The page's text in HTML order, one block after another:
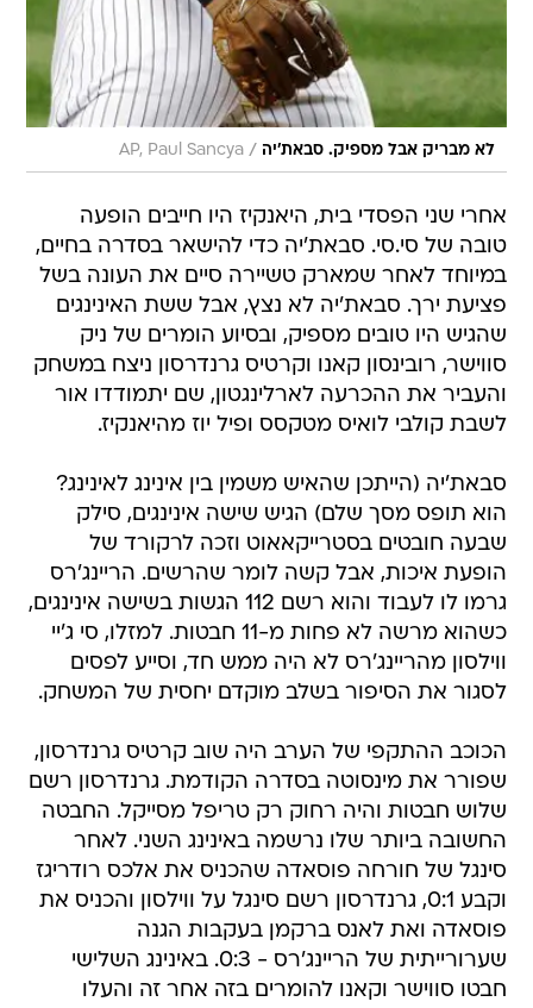
לא מבריק אבל מספיק. סבאת'יה /
AP, Paul Sancya
אחרי שני הפסדי בית, היאנקיז היו חייבים הופעה
טובה של סי.סי. סבאת'יה כדי להישאר בסדרה בחיים,
במיוחד לאחר שמארק טשיירה סיים את העונה בשל
פציעת ירך. סבאת'יה לא נצץ, אבל ששת האינינגים
שהגיש היו טובים מספיק, ובסיוע הומרים של ניק
סווישר, רובינסון קאנו וקרטיס גרנדרסון ניצח במשחק
והעביר את ההכרעה לארלינגטון, שם יתמודדו אור
לשבת קולבי לואיס מטקסס ופיל יוז מהיאנקיז.
סבאת'יה (הייתכן שהאיש משמין בין אינינג לאינינג?
הוא תופס מסך שלם) הגיש שישה אינינגים, סילק
שבעה חובטים בסטרייקאאוט וזכה לרקורד של
הופעת איכות, אבל קשה לומר שהרשים. הריינג'רס
גרמו לו לעבוד והוא רשם 112 הגשות בשישה אינינגים,
כשהוא מרשה לא פחות מ-11 חבטות. למזלו, סי ג'יי
ווילסון מהריינג'רס לא היה ממש חד, וסייע לפסים
לסגור את הסיפור בשלב מוקדם יחסית של המשחק.
הכוכב ההתקפי של הערב היה שוב קרטיס גרנדרסון,
שפורר את מינסוטה בסדרה הקודמת. גרנדרסון רשם
שלוש חבטות והיה רחוק רק טריפל מסייקל. החבטה
החשובה ביותר שלו נרשמה באינינג השני. לאחר
סינגל של חורחה פוסאדה שהכניס את אלכס רודריגז
וקבע 0:1, גרנדרסון רשם סינגל על ווילסון והכניס את
פוסאדה ואת לאנס ברקמן בעקבות הגנה
שערורייתית של הריינג'רס - 0:3. באינינג השלישי
חבטו סווישר וקאנו להומרים בזה אחר זה והעלו